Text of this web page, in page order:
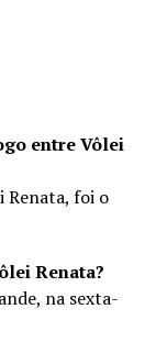
entre Vôlei
Renata, foi o
Renata?
na sexta-